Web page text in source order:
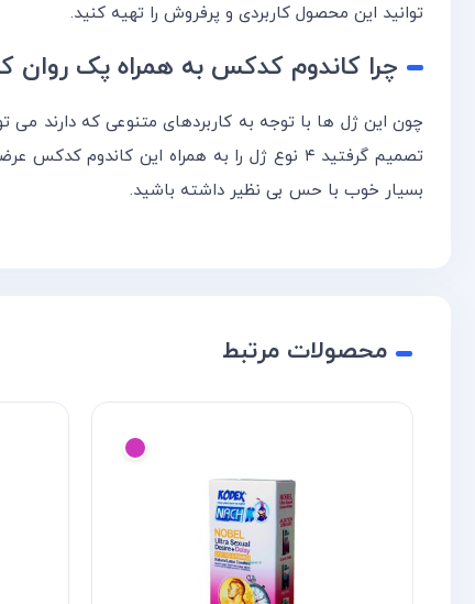
توانید این محصول کاربردی و پرفروش را تهیه کنید.
چرا کاندوم کدکس به همراه پک روان
چون این ژل ها با توجه به کاربردهای متنوعی که دارند
تصمیم گرفتید ۴ نوع ژل را به همراه این
بسیار خوب با حس بی نظیر داشته باشید.
محصولات مرتبط